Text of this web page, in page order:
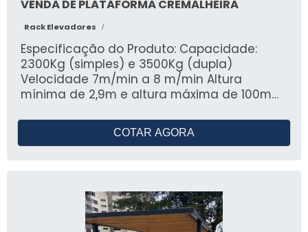
VENDA DE PLATAFORMA CREMALHEIRA
Rack Elevadores /
Especificação do Produto: Capacidade:
2300Kg (simples) e 3500Kg (dupla)
Velocidade 7m/min a 8 m/min Altura
mínima de 2,9m e altura máxima de 100m
380v - 60Hz - 3 fases 2 ou 4 motores
Potencia: 4,4 e 8,8 Kw Benefícios do
eficientes e seguras em trabalhos verticais
em fachadas. Fabricadas em aço carbono
COTAR AGORA